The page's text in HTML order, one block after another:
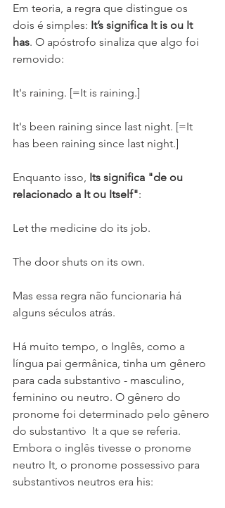
Em teoria, a regra que distingue os
dois é simples: It’s significa It is ou It
has. O apóstrofo sinaliza que algo foi
removido:
It's raining. [=It is raining.]
It's been raining since last night. [=It
has been raining since last night.]
Enquanto isso, Its significa "de ou
relacionado a It ou Itself":
Let the medicine do its job.
The door shuts on its own.
Mas essa regra não funcionaria há
alguns séculos atrás.
Há muito tempo, o Inglês, como a
língua pai germânica, tinha um gênero
para cada substantivo - masculino,
feminino ou neutro. O gênero do
pronome foi determinado pelo gênero
do substantivo  It a que se referia.
Embora o inglês tivesse o pronome
neutro It, o pronome possessivo para
substantivos neutros era his: